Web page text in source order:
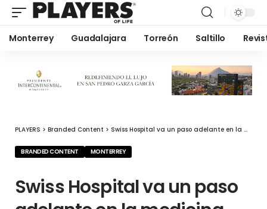
Monterrey Guadalajara Torreón Saltillo
PLAYERS > Branded Content > Swiss Hospital va un paso adelante en la medicina digital
BRANDED CONTENT MONTERREY
Swiss Hospital va un paso